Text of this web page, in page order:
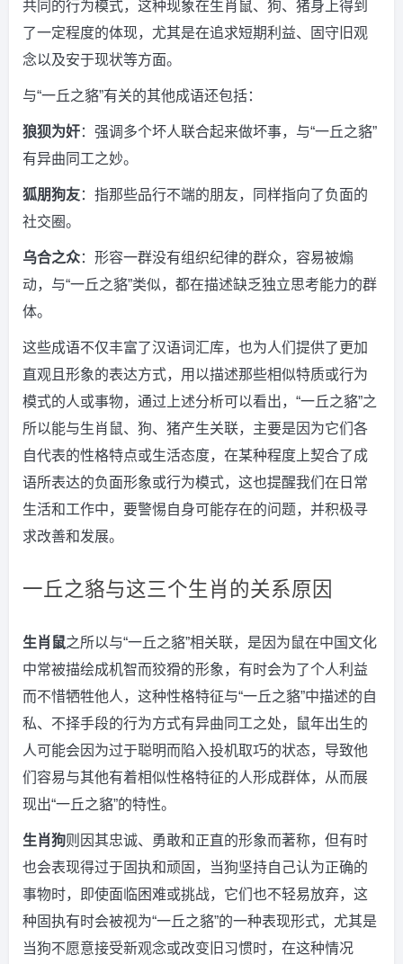
共同的行为模式，这种现象在生肖鼠、狗、猪身上得到
了一定程度的体现，尤其是在追求短期利益、固守旧观
念以及安于现状等方面。
与“一丘之貉”有关的其他成语还包括：
狼狈为奸：强调多个坏人联合起来做坏事，与“一丘之貉”
有异曲同工之妙。
狐朋狗友：指那些品行不端的朋友，同样指向了负面的
社交圈。
乌合之众：形容一群没有组织纪律的群众，容易被煽
动，与“一丘之貉”类似，都在描述缺乏独立思考能力的群
体。
这些成语不仅丰富了汉语词汇库，也为人们提供了更加
直观且形象的表达方式，用以描述那些相似特质或行为
模式的人或事物，通过上述分析可以看出，“一丘之貉”之
所以能与生肖鼠、狗、猪产生关联，主要是因为它们各
自代表的性格特点或生活态度，在某种程度上契合了成
语所表达的负面形象或行为模式，这也提醒我们在日常
生活和工作中，要警惕自身可能存在的问题，并积极寻
求改善和发展。
一丘之貉与这三个生肖的关系原因
生肖鼠之所以与“一丘之貉”相关联，是因为鼠在中国文化
中常被描绘成机智而狡猾的形象，有时会为了个人利益
而不惜牺牲他人，这种性格特征与“一丘之貉”中描述的自
私、不择手段的行为方式有异曲同工之处，鼠年出生的
人可能会因为过于聪明而陷入投机取巧的状态，导致他
们容易与其他有着相似性格特征的人形成群体，从而展
现出“一丘之貉”的特性。
生肖狗则因其忠诚、勇敢和正直的形象而著称，但有时
也会表现得过于固执和顽固，当狗坚持自己认为正确的
事物时，即使面临困难或挑战，它们也不轻易放弃，这
种固执有时会被视为“一丘之貉”的一种表现形式，尤其是
当狗不愿意接受新观念或改变旧习惯时，在这种情况